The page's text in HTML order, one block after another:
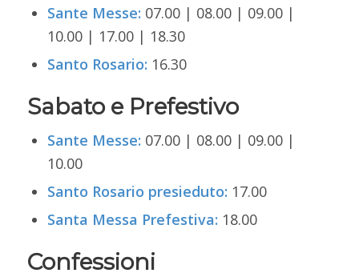
Sante Messe: 07.00 | 08.00 | 09.00 |
10.00 | 17.00 | 18.30
Santo Rosario: 16.30
Sabato e Prefestivo
Sante Messe: 07.00 | 08.00 | 09.00 |
10.00
Santo Rosario presieduto: 17.00
Santa Messa Prefestiva: 18.00
Confessioni